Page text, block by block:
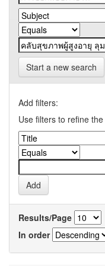
Start a new search
Add filters:
Use filters to refine
Results/Page
In order